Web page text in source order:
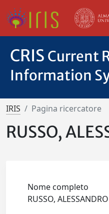
CRIS Current
Information
IRIS Pagina ricercatore
RUSSO,
Nome completo
RUSSO, ALESSANDRO